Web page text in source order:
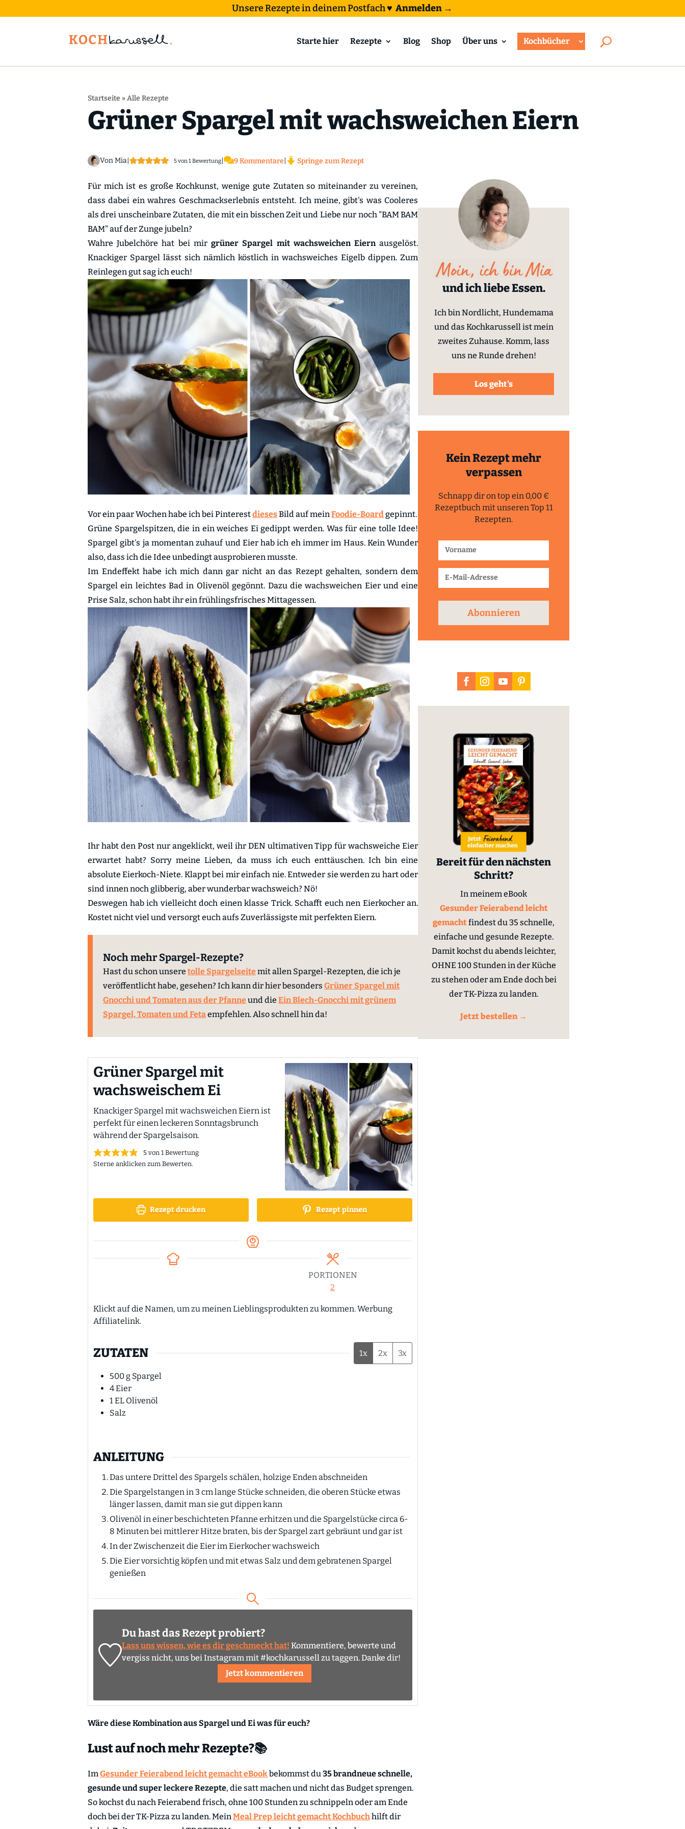
Unsere Rezepte in deinem Postfach♥ Anmelden →
Starte hier Rezepte Blog Shop Über uns Kochbücher
Startseite »Alle Rezepte
Grüner Spargel mit wachsweichen Eiern
Von Mia 5von 1 Bewertung| 9 Kommentare Springe zum Rezept
Für mich ist es große Kochkunst, wenige gute Zutaten so miteinander zu vereinen,
dass dabei ein wahres Geschmackserlebnis entsteht. Ich meine, gibt's was Cooleres
als drei unscheinbare Zutaten, die mit ein bisschen Zeit und Liebe nur noch "BAM BAM
BAM" auf der Zunge jubeln?
Wahre Jubelchöre hat bei mirgrüner Spargel mit wachsweichen Eiernausgelöst.
Knackiger Spargel lässt sich nämlich köstlich in wachsweiches Eigelb dippen. Zum
Reinlegen gut sag ich euch!
Vor ein paar Wochen habe ich bei PinterestdiesesBild auf mein Foodie-Board gepinnt.
Grüne Spargelspitzen, die in ein weiches Ei gedippt werden. Was für eine tolle Idee!
Spargel gibt's ja momentan zuhauf und Eier hab ich eh immer im Haus. Kein Wunder
also, dass ich die Idee unbedingt ausprobieren musste.
Im Endeffekt habe ich mich dann gar nicht an das Rezept gehalten, sondern dem
Spargel ein leichtes Bad in Olivenöl gegönnt. Dazu die wachsweichen Eier und eine
Prise Salz, schon habt ihr ein frühlingsfrisches Mittagessen.
Ihr habt den Post nur angeklickt, weil ihr DEN ultimativen Tipp für wachsweiche Eier
erwartet habt? Sorry meine Lieben, da muss ich euch enttäuschen. Ich bin eine
absolute Eierkoch-Niete. Klappt bei mir einfach nie. Entweder sie werden zu hart oder
sind innen noch glibberig, aber wunderbar wachsweich? Nö!
Deswegen hab ich vielleicht doch einen klasse Trick. Schafft euch nen Eierkocher an.
Kostet nicht viel und versorgt euch aufs Zuverlässigste mit perfekten Eiern.
Noch mehr Spargel-Rezepte?
Hast du schon unsere tolle Spargelseitemit allen Spargel-Rezepten, die ich je
veröffentlicht habe, gesehen? Ich kann dir hier besonders Grüner Spargel mit
Gnocchi und Tomaten aus der Pfanneund die Ein Blech-Gnocchi mit grünem
Spargel, Tomaten und Fetaempfehlen. Also schnell hin da!
Grüner Spargel mit
wachsweischem Ei
Knackiger Spargel mit wachsweichen Eiern ist
perfekt für einen leckeren Sonntagsbrunch
während der Spargelsaison.
5von 1 Bewertung
Sterne anklicken zum Bewerten.
Rezept drucken Rezept pinnen
PORTIONEN
2
Klickt auf die Namen, um zu meinen Lieblingsprodukten zu kommen. Werbung
Affiliatelink.
ZUTATEN 1x 2x 3x
500g Spargel
4Eier
1EL Olivenöl
Salz
ANLEITUNG
Das untere Drittel des Spargels schälen, holzige Enden abschneiden
Die Spargelstangen in 3 cm lange Stücke schneiden, die oberen Stücke etwas
länger lassen, damit man sie gut dippen kann
Olivenöl in einer beschichteten Pfanne erhitzen und die Spargelstücke circa 6-
8 Minuten bei mittlerer Hitze braten, bis der Spargel zart gebräunt und gar ist
In der Zwischenzeit die Eier im Eierkocher wachsweich
Die Eier vorsichtig köpfen und mit etwas Salz und dem gebratenen Spargel
genießen
Du hast das Rezept probiert?
Lass uns wissen, wie es dir geschmeckt hat! Kommentiere, bewerte und
vergiss nicht, uns bei Instagram mit #kochkarussell zu taggen. Danke dir!
Jetzt kommentieren
Wäre diese Kombination aus Spargel und Ei was für euch?
Lust auf noch mehr Rezepte?📚
Im Gesunder Feierabend leicht gemacht eBook bekommst du 35 brandneue schnelle,
gesunde und super leckere Rezepte, die satt machen und nicht das Budget sprengen.
So kochst du nach Feierabend frisch, ohne 100 Stunden zu schnippeln oder am Ende
doch bei der TK-Pizza zu landen. Mein Meal Prep leicht gemacht Kochbuchhilft dir
und ich liebe Essen.
Ich bin Nordlicht, Hundemama
und das Kochkarussell ist mein
zweites Zuhause. Komm, lass
uns ne Runde drehen!
Los geht's
Kein Rezept mehr
verpassen
Schnapp dir on top ein 0,00 €
Rezeptbuch mit unseren Top 11
Rezepten.
Abonnieren
Bereit für den nächsten
Schritt?
In meinem eBook
Gesunder Feierabend leicht
gemachtfindest du 35 schnelle,
einfache und gesunde Rezepte.
Damit kochst du abends leichter,
OHNE 100 Stunden in der Küche
zu stehen oder am Ende doch bei
der TK-Pizza zu landen.
Jetzt bestellen →